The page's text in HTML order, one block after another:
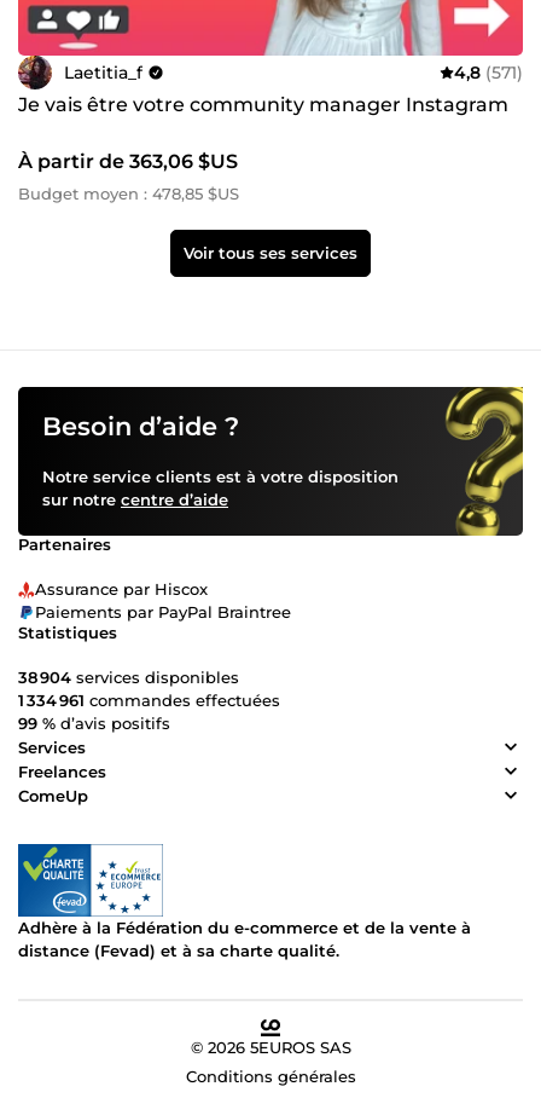
Laetitia_f 4,8 (571)
Je vais être votre community manager Instagram
À partir de 363,06 $US
Budget moyen : 478,85 $US
Voir tous ses services
Besoin d’aide ?
Notre service clients est à votre disposition
sur notre centre d’aide
Partenaires
Assurance par Hiscox
Paiements par PayPal Braintree
Statistiques
38 904 services disponibles
1 334 961 commandes effectuées
99 % d’avis positifs
Services
Freelances
ComeUp
Adhère à la Fédération du e-commerce et de la vente à
distance (Fevad) et à sa charte qualité.
© 2026 5EUROS SAS
Conditions générales